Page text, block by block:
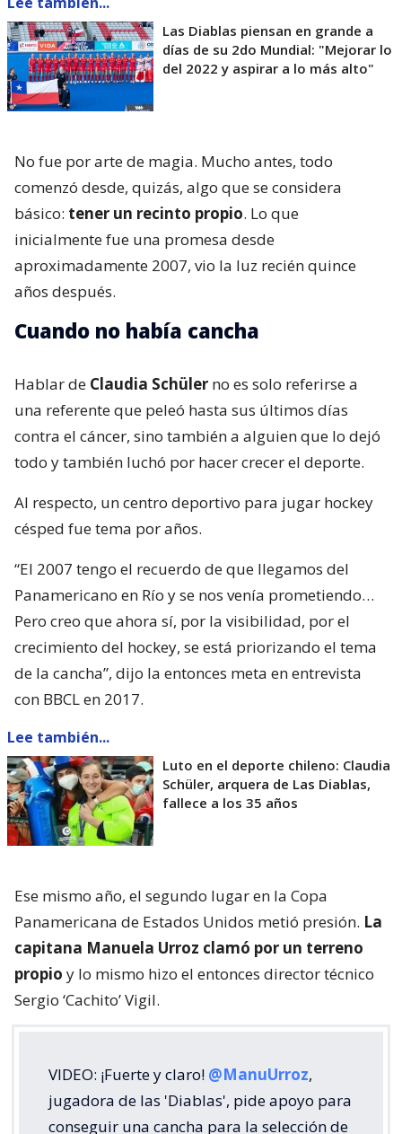
Las Diablas piensan en grande a
días de su 2do Mundial: "Mejorar lo
del 2022 y aspirar a lo más alto"
No fue por arte de magia. Mucho antes, todo
comenzó desde, quizás, algo que se considera
básico: tener un recinto propio. Lo que
inicialmente fue una promesa desde
aproximadamente 2007, vio la luz recién quince
años después.
Cuando no había cancha
Hablar de Claudia Schüler no es solo referirse a
una referente que peleó hasta sus últimos días
contra el cáncer, sino también a alguien que lo dejó
todo y también luchó por hacer crecer el deporte.
Al respecto, un centro deportivo para jugar hockey
césped fue tema por años.
“El 2007 tengo el recuerdo de que llegamos del
Panamericano en Río y se nos venía prometiendo…
Pero creo que ahora sí, por la visibilidad, por el
crecimiento del hockey, se está priorizando el tema
de la cancha”, dijo la entonces meta en entrevista
con BBCL en 2017.
Lee también...
Luto en el deporte chileno: Claudia
Schüler, arquera de Las Diablas,
fallece a los 35 años
Ese mismo año, el segundo lugar en la Copa
Panamericana de Estados Unidos metió presión. La
capitana Manuela Urroz clamó por un terreno
propio y lo mismo hizo el entonces director técnico
Sergio ‘Cachito’ Vigil.
VIDEO: ¡Fuerte y claro! @ManuUrroz,
jugadora de las 'Diablas', pide apoyo para
conseguir una cancha para la selección de